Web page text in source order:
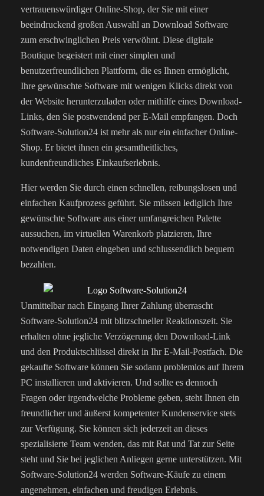
vertrauenswürdiger Online-Shop, der Sie mit einer
beeindruckend großen Auswahl an Download Software
zum erschwinglichen Preis verwöhnt. Diese digitale
Boutique begeistert mit einer simplen und
benutzerfreundlichen Plattform, die es Ihnen ermöglicht,
Ihre gewünschte Software mit wenigen Klicks direkt von
der Website herunterzuladen oder mithilfe eines Download-
Links, den Sie postwendend per E-Mail empfangen. Doch
Software-Solution24 ist mehr als nur ein einfacher Online-
Shop. Er bietet ihnen ein gesamtheitliches,
kundenfreundliches Einkaufserlebnis.
Hier werden Sie durch einen schnellen, reibungslosen und
einfachen Kaufprozess geführt. Sie müssen lediglich Ihre
gewünschte Software aus einer umfangreichen Palette
aussuchen, im virtuellen Warenkorb platzieren, Ihre
notwendigen Daten eingeben und schlussendlich bequem
bezahlen.
Unmittelbar nach Eingang Ihrer Zahlung überrascht
Software-Solution24 mit blitzschneller Reaktionszeit. Sie
erhalten ohne jegliche Verzögerung den Download-Link
und den Produktschlüssel direkt in Ihr E-Mail-Postfach. Die
gekaufte Software können Sie sodann problemlos auf Ihrem
PC installieren und aktivieren. Und sollte es dennoch
Fragen oder irgendwelche Probleme geben, steht Ihnen ein
freundlicher und äußerst kompetenter Kundenservice stets
zur Verfügung. Sie können sich jederzeit an dieses
spezialisierte Team wenden, das mit Rat und Tat zur Seite
steht und Sie bei jeglichen Anliegen gerne unterstützen. Mit
Software-Solution24 werden Software-Käufe zu einem
angenehmen, einfachen und freudigen Erlebnis.